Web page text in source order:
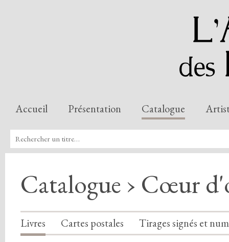
Accueil Présentation Catalogue
Catalogue › Cœur
Livres Cartes postales Tirages signés et